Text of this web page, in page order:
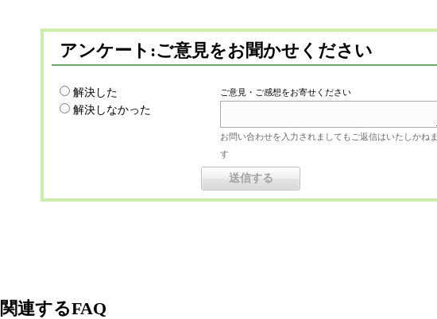
アンケート:ご意見をお聞かせください
解決した
解決しなかった
ご意見・ご感想をお寄せください
お問い合わせを入力されましてもご返信はいたしかねま
す
関連するFAQ